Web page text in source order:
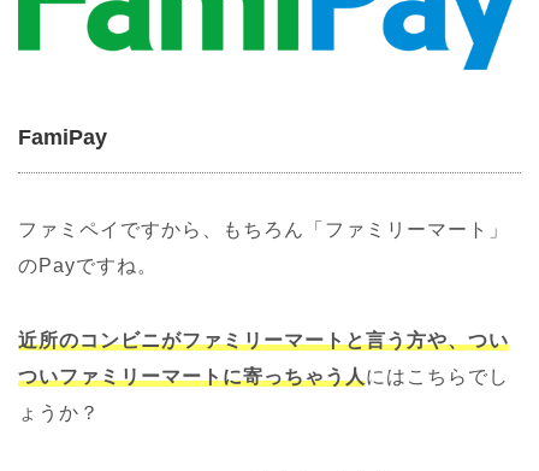
FamiPay
ファミペイですから、もちろん「ファミリーマート」
のPayですね。
近所のコンビニがファミリーマートと言う方や、つい
ついファミリーマートに寄っちゃう人にはこちらでし
ょうか？